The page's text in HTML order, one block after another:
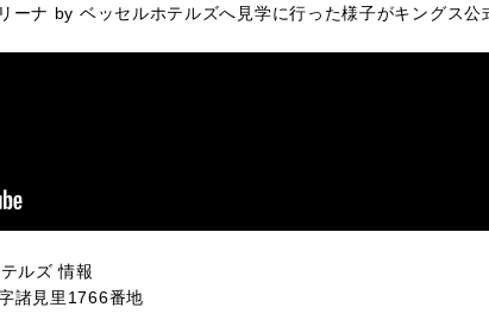
ナ by ベッセルホテルズへ見学に行った様子がキングス公
ルズ 情報
諸見里1766番地